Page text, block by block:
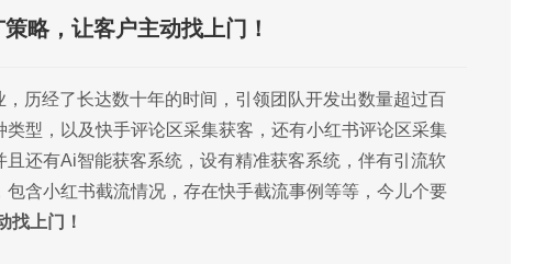
略，让客户主动找上门！
历经了长达数十年的时间，引领团队开发出数量超过百
型，以及快手评论区采集获客，还有小红书评论区采集
还有Ai智能获客系统，设有精准获客系统，伴有引流软
含小红书截流情况，存在快手截流事例等等，今儿个要
找上门！